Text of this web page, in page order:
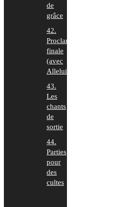
de
grâce
42.
Proclamation
finale
(avec
Alleluia)
43.
Les
chants
de
sortie
44.
Parties
pour
des
cultes